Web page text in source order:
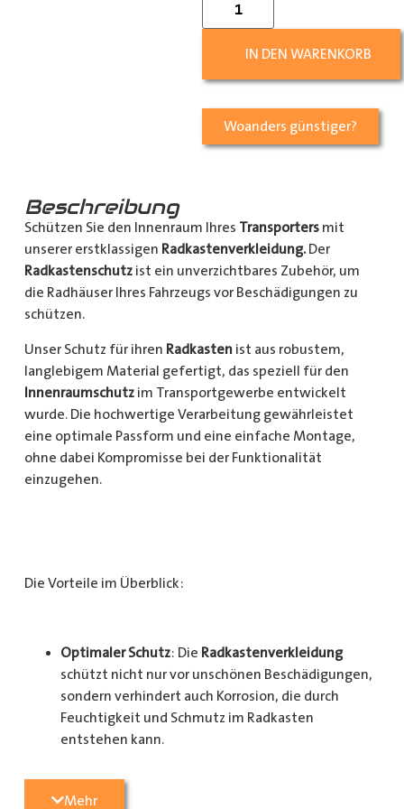
IN DEN WARENKORB
Woanders günstiger?
Beschreibung
Schützen Sie den Innenraum Ihres Transportersmit
unserer erstklassigen Radkastenverkleidung.Der
Radkastenschutzist ein unverzichtbares Zubehör, um
die Radhäuser Ihres Fahrzeugs vor Beschädigungen zu
schützen.
Unser Schutz für ihren Radkastenist aus robustem,
langlebigem Material gefertigt, das speziell für den
Innenraumschutzim Transportgewerbe entwickelt
wurde. Die hochwertige Verarbeitung gewährleistet
eine optimale Passform und eine einfache Montage,
ohne dabei Kompromisse bei der Funktionalität
einzugehen.
Die Vorteile im Überblick:
Optimaler Schutz: Die Radkastenverkleidung
schützt nicht nur vor unschönen Beschädigungen,
sondern verhindert auch Korrosion, die durch
Feuchtigkeit und Schmutz im Radkasten
entstehen kann.
Langlebigkeit
Mehr